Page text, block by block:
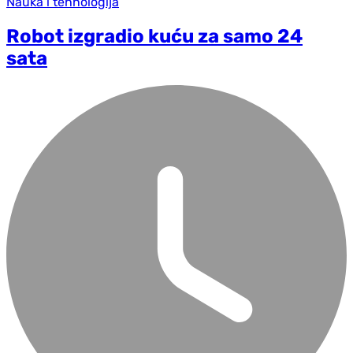
Robot izgradio kuću za samo 24
sata